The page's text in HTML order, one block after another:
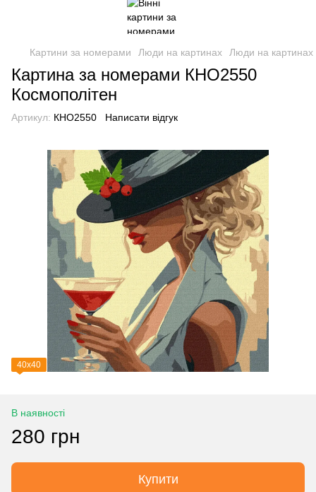
Картини за номерами Люди на картинах Люди на картинах
Картина за номерами КНО2550
Космополітен
Артикул: КНО2550 Написати відгук
40х40
В наявності
280 грн
Купити